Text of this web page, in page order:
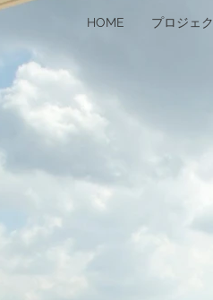
HOME プロジェ